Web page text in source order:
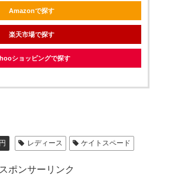
Amazonで探す
楽天市場で探す
ショッピングで探す
レディース ケイトスペード
スポンサーリンク